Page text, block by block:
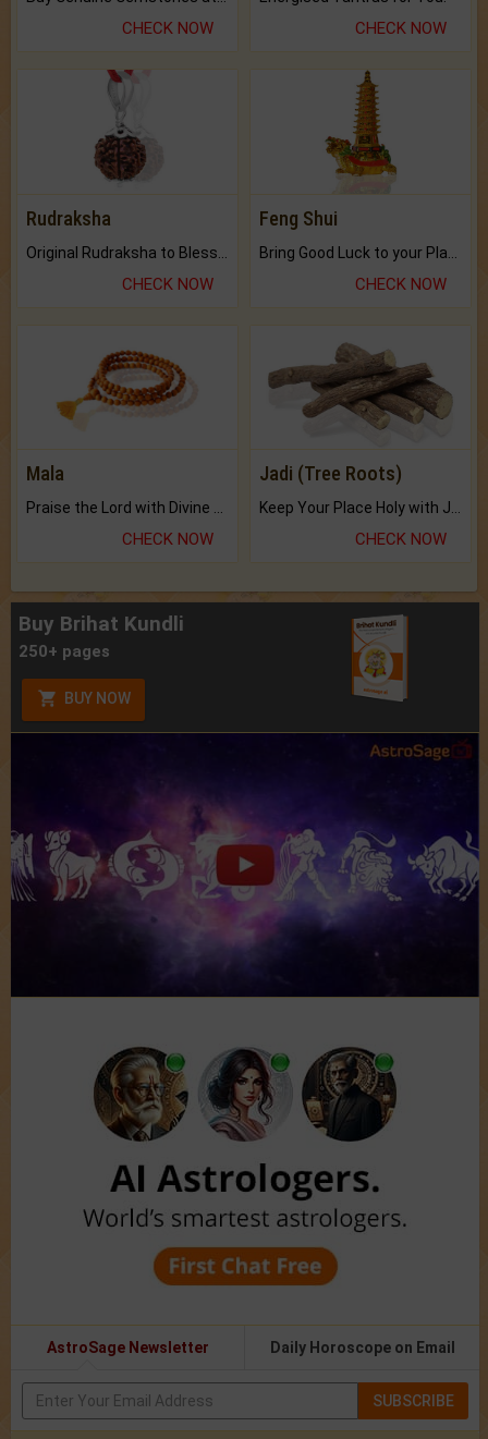
CHECK NOW CHECK NOW
Rudraksha
CHECK NOW
Feng Shui
CHECK NOW
Mala
Praise the Lord with Divine Energies of Mala.
CHECK NOW
Jadi (Tree Roots)
Keep Your Place Holy with Jadi.
CHECK NOW
Buy Brihat Kundli
250+ pages
BUY NOW
AstroSage Newsletter Daily Horoscope on Email
SUBSCRIBE